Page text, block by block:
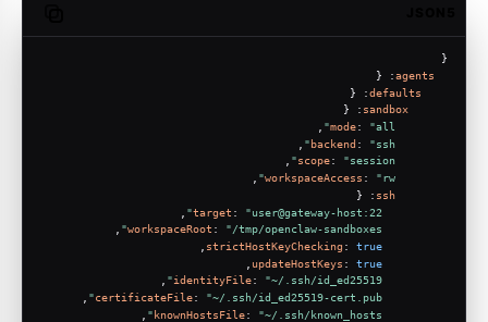
{
agents
: {
defaults
: {
sandbox
: {
mode: "all"
backend : "ssh"
scope: "session"
,
workspaceAccess : "rw"
ssh
: {
target : "user@gateway-host:22"
workspaceRoot : "/tmp/openclaw-sandboxes"
strictHostKeyChecking : true
updateHostKeys : true
identityFile: "~/.ssh/id_ed25519"
,
certificateFile: "~/.ssh/id_ed25519-cert.pub"
knownHostsFile: "~/.ssh/known_hosts"